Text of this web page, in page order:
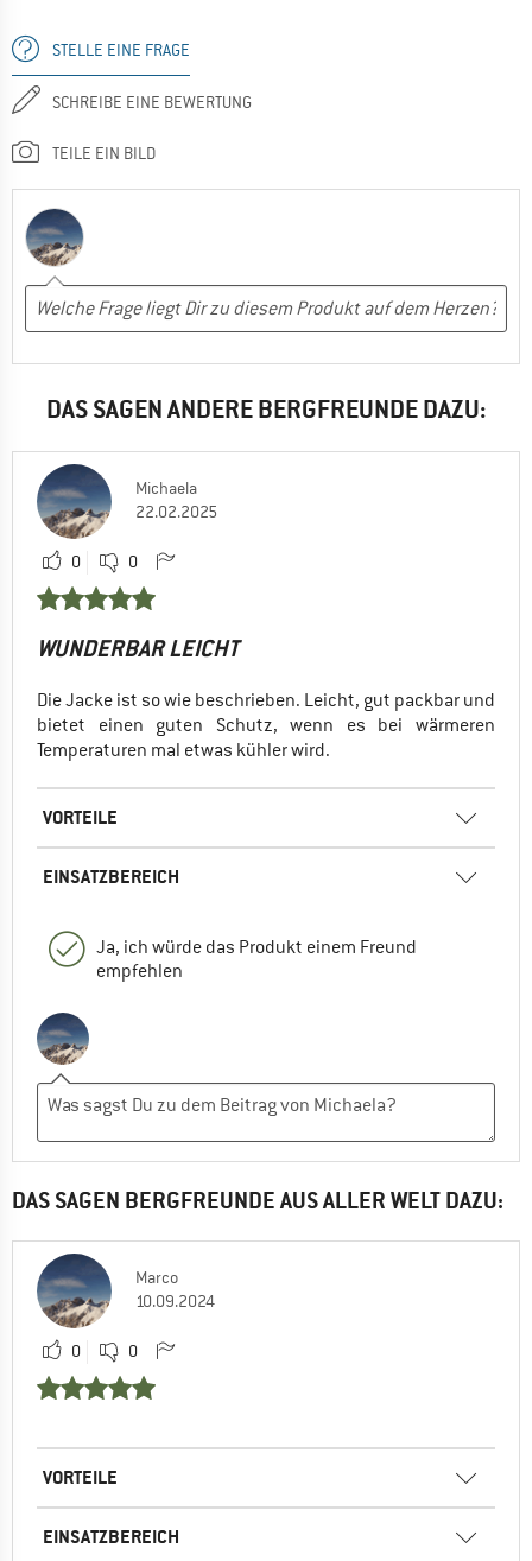
STELLE EINE FRAGE
SCHREIBE EINE BEWERTUNG
TEILE EIN BILD
DAS SAGEN ANDERE BERGFREUNDE DAZU:
Michaela
22.02.2025
0 0
WUNDERBAR LEICHT
Die Jacke ist so wie beschrieben. Leicht, gut packbar und
bietet einen guten Schutz, wenn es bei wärmeren
Temperaturen mal etwas kühler wird.
VORTEILE
EINSATZBEREICH
Ja, ich würde das Produkt einem Freund
empfehlen
DAS SAGEN BERGFREUNDE AUS ALLER WELT DAZU:
Marco
10.09.2024
0 0
VORTEILE
EINSATZBEREICH